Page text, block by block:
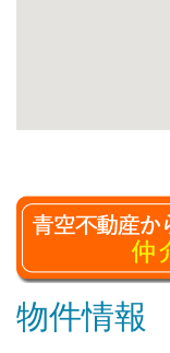
物件情報